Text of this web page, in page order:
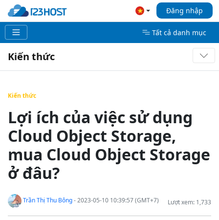
Đăng nhập
Tất cả danh mục
Kiến thức
Kiến thức
Lợi ích của việc sử dụng
Cloud Object Storage,
mua Cloud Object Storage
ở đâu?
Lượt xem: 1,733
Trần Thị Thu Bông- 2023-05-10 10:39:57 (GMT+7)